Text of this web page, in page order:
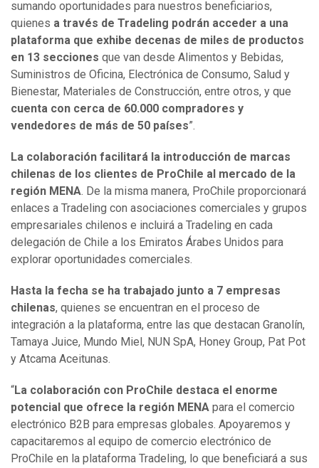
sumando oportunidades para nuestros beneficiarios,
quienes a través de Tradeling podrán acceder a una
plataforma que exhibe decenas de miles de productos
en 13 secciones que van desde Alimentos y Bebidas,
Suministros de Oficina, Electrónica de Consumo, Salud y
Bienestar, Materiales de Construcción, entre otros, y que
cuenta con cerca de 60.000 compradores y
vendedores de más de 50 países”.
La colaboración facilitará la introducción de marcas
chilenas de los clientes de ProChile al mercado de la
región MENA. De la misma manera, ProChile proporcionará
enlaces a Tradeling con asociaciones comerciales y grupos
empresariales chilenos e incluirá a Tradeling en cada
delegación de Chile a los Emiratos Árabes Unidos para
explorar oportunidades comerciales.
Hasta la fecha se ha trabajado junto a 7 empresas
chilenas, quienes se encuentran en el proceso de
integración a la plataforma, entre las que destacan Granolín,
Tamaya Juice, Mundo Miel, NUN SpA, Honey Group, Pat Pot
y Atcama Aceitunas.
“La colaboración con ProChile destaca el enorme
potencial que ofrece la región MENA para el comercio
electrónico B2B para empresas globales. Apoyaremos y
capacitaremos al equipo de comercio electrónico de
ProChile en la plataforma Tradeling, lo que beneficiará a sus